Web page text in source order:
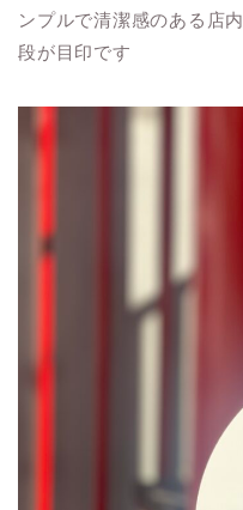
ンプルで清潔感のある店
段が目印です